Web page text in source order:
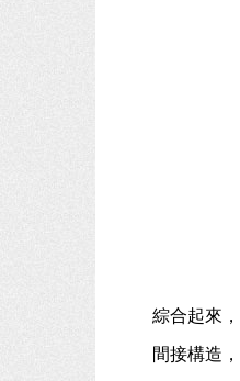
綜合起來
間接構造